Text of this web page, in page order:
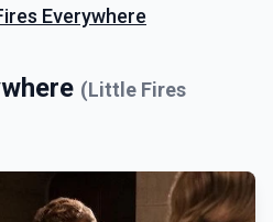
Everywhere
(Little Fires